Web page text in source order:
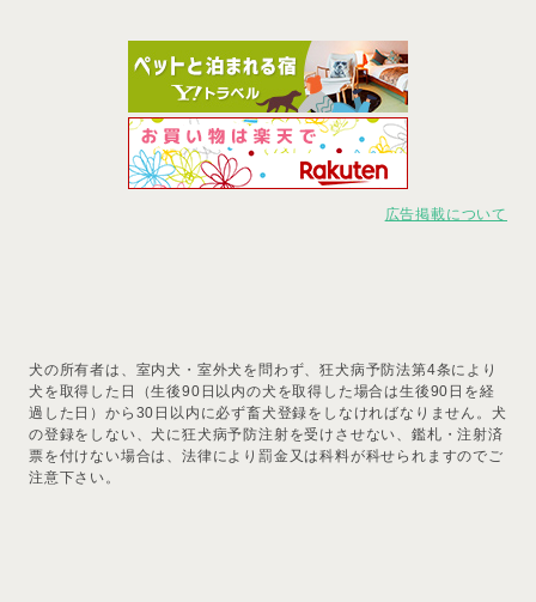
広告掲載について
犬の所有者は、室内犬・室外犬を問わず、狂犬病予防法第4条により
犬を取得した日（生後90日以内の犬を取得した場合は生後90日を経
過した日）から30日以内に必ず畜犬登録をしなければなりません。犬
の登録をしない、犬に狂犬病予防注射を受けさせない、鑑札・注射済
票を付けない場合は、法律により罰金又は科料が科せられますのでご
注意下さい。